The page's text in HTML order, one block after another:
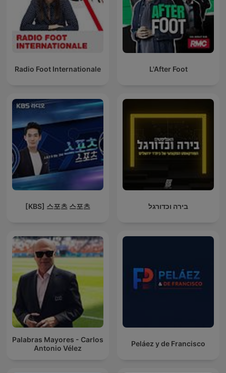
Radio Foot Internationale L'After Foot
[KBS] 스포츠 스포츠 בירה וכדורגל
Palabras Mayores - Carlos
Antonio Vélez
Peláez y de Francisco